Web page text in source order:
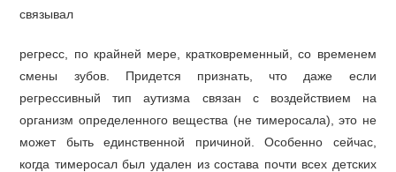
связывал
регресс, по крайней мере, кратковременный, со временем
смены зубов. Придется признать, что даже если
регрессивный тип аутизма связан с воздействием на
организм определенного вещества (не тимеросала), это не
может быть единственной причиной. Особенно сейчас,
когда тимеросал был удален из состава почти всех детских